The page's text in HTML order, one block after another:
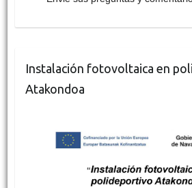
Instalación fotovoltaica en
Atakondoa